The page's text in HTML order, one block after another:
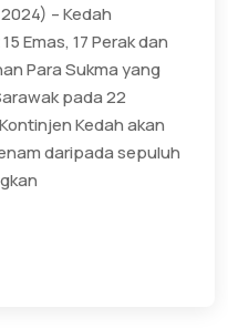
– Kedah
Emas, 17 Perak dan
Para Sukma yang
pada 22
Kedah akan
daripada sepuluh